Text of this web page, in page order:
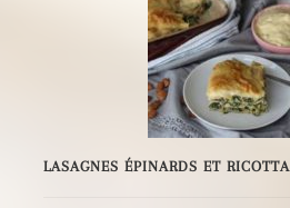
LASAGNES ÉPINARDS ET RICOTTA